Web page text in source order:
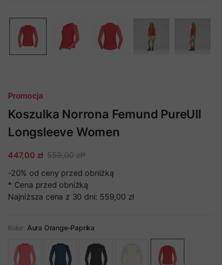
Promocja
Koszulka Norrona Femund PureUll
Longsleeve Women
447,00 zł 559,00 zł*
-20% od ceny przed obniżką
* Cena przed obniżką
Najniższa cena z 30 dni: 559,00 zł
Kolor: Aura Orange-Paprika